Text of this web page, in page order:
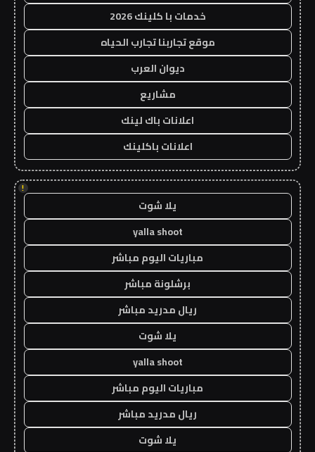
خدمات با كلينك 2026
موقع تجاربنا تجارب الحياه
ديوان العرب
مشاريع
اعلانات باك لينك
اعلانات باكلينك
!
يلا شوت
yalla shoot
مباريات اليوم مباشر
برشلونة مباشر
ريال مدريد مباشر
يلا شوت
yalla shoot
مباريات اليوم مباشر
ريال مدريد مباشر
يلا شوت